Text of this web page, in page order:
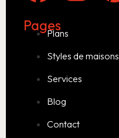
Pages
Plans
Styles de maisons
Services
Blog
Contact